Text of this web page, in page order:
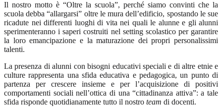
Il nostro motto è “Oltre la scuola”, perché siamo convinti che la
scuola debba “allargarsi” oltre le mura dell’edificio, spostando le sue
ricadute nei differenti luoghi di vita nei quali le alunne e gli alunni
sperimenteranno i saperi costruiti nel setting scolastico per garantire
la loro emancipazione e la maturazione dei propri personalissimi
talenti.
La presenza di alunni con bisogni educativi speciali e di altre etnie e
culture rappresenta una sfida educativa e pedagogica, un punto di
partenza per crescere insieme e per l’acquisizione di positivi
comportamenti sociali nell’ottica di una “cittadinanza attiva”: a tale
sfida risponde quotidianamente tutto il nostro team di docenti.